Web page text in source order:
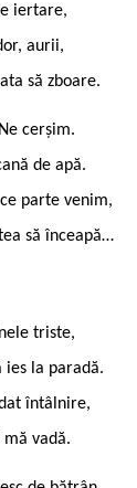
iertare,
aurii,
să zboare.
cerșim.
de apă.
parte venim,
să înceapă…
triste,
ies la paradă.
întâlnire,
vadă.